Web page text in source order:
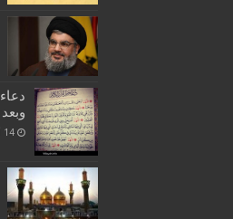
وبعد
14 أبريل,2016